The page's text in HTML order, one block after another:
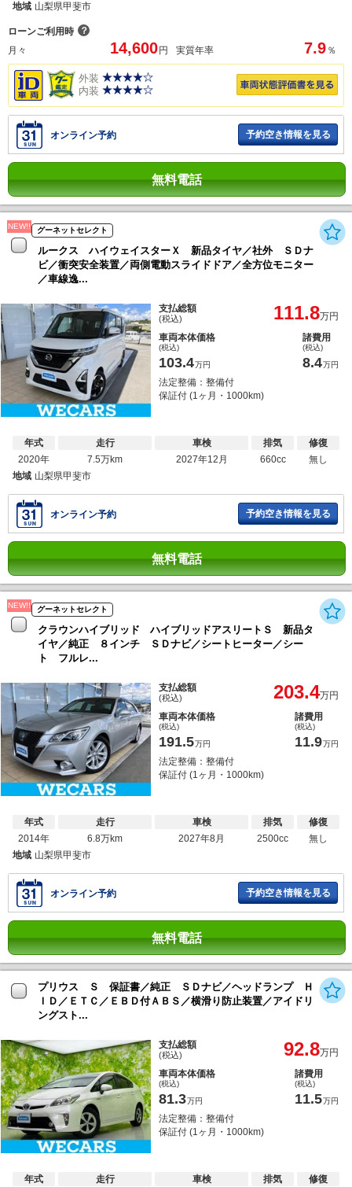
地域 山梨県甲斐市
ローンご利用時 ？
月々
14,600 円 実質年率 7.9 ％
外装
内装
オンライン予約 予約空き情報を見る
無料電話
NEW!! グーネットセレクト
ルークス ハイウェイスターＸ 新品タイヤ／社外 ＳＤナ
ビ／衝突安全装置／両側電動スライドドア／全方位モニター
／車線逸...
支払総額
(税込) 111.8万円
車両本体価格
(税込)
103.4万円
諸費用
(税込)
8.4万円
法定整備：整備付
保証付 (1ヶ月・1000km)
年式
2020年
走行
7.5万km
車検
2027年12月
排気
660cc
修復
無し
地域 山梨県甲斐市
オンライン予約 予約空き情報を見る
無料電話
NEW!! グーネットセレクト
クラウンハイブリッド ハイブリッドアスリートＳ 新品タ
イヤ／純正 ８インチ ＳＤナビ／シートヒーター／シー
ト フルレ...
支払総額
(税込) 203.4万円
車両本体価格
(税込)
191.5万円
諸費用
(税込)
11.9万円
法定整備：整備付
保証付 (1ヶ月・1000km)
年式
2014年
走行
6.8万km
車検
2027年8月
排気
2500cc
修復
無し
地域 山梨県甲斐市
オンライン予約 予約空き情報を見る
無料電話
プリウス Ｓ 保証書／純正 ＳＤナビ／ヘッドランプ Ｈ
ＩＤ／ＥＴＣ／ＥＢＤ付ＡＢＳ／横滑り防止装置／アイドリ
ングスト...
支払総額
(税込) 92.8万円
車両本体価格
(税込)
81.3万円
諸費用
(税込)
11.5万円
法定整備：整備付
保証付 (1ヶ月・1000km)
年式 走行 車検 排気 修復